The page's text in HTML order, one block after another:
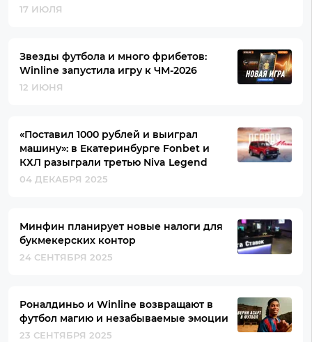
17 ИЮЛЯ
Звезды футбола и много фрибетов:
Winline запустила игру к ЧМ-2026
12 ИЮНЯ
«Поставил 1000 рублей и выиграл
машину»: в Екатеринбурге Fonbet и
КХЛ разыграли третью Niva Legend
04 ДЕКАБРЯ 2025
Минфин планирует новые налоги для
букмекерских контор
24 СЕНТЯБРЯ 2025
Роналдиньо и Winline возвращают в
футбол магию и незабываемые эмоции
23 СЕНТЯБРЯ 2025